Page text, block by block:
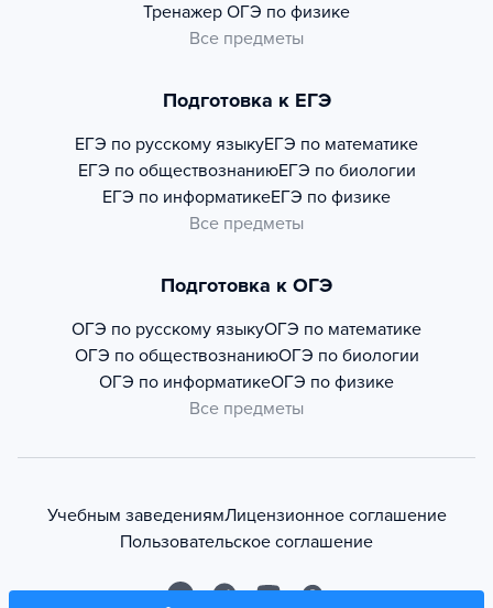
Тренажер ОГЭ по физике
Все предметы
Подготовка к ЕГЭ
ЕГЭ по русскому языкуЕГЭ по математике
ЕГЭ по обществознаниюЕГЭ по биологии
ЕГЭ по информатикеЕГЭ по физике
Все предметы
Подготовка к ОГЭ
ОГЭ по русскому языкуОГЭ по математике
ОГЭ по обществознаниюОГЭ по биологии
ОГЭ по информатикеОГЭ по физике
Все предметы
Учебным заведениямЛицензионное соглашение
Пользовательское соглашение